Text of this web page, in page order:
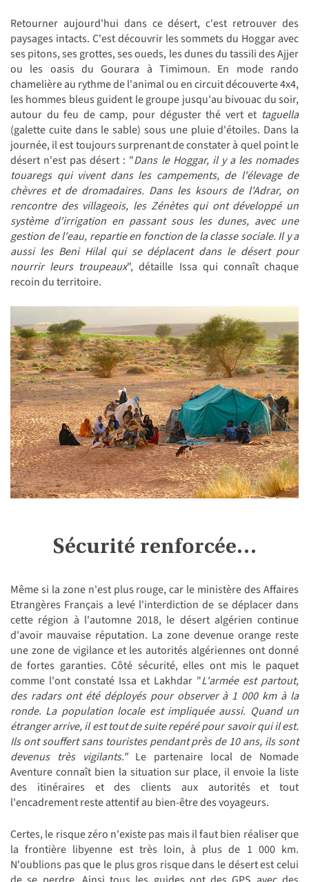
Retourner aujourd'hui dans ce désert, c'est retrouver des
paysages intacts. C'est découvrir les sommets du Hoggar avec
ses pitons, ses grottes, ses oueds, les dunes du tassili des Ajjer
ou les oasis du Gourara à Timimoun. En mode rando
chamelière au rythme de l'animal ou en circuit découverte 4x4,
les hommes bleus guident le groupe jusqu'au bivouac du soir,
autour du feu de camp, pour déguster thé vert et taguella
(galette cuite dans le sable) sous une pluie d'étoiles. Dans la
journée, il est toujours surprenant de constater à quel point le
désert n'est pas désert : "Dans le Hoggar, il y a les nomades
touaregs qui vivent dans les campements, de l'élevage de
chèvres et de dromadaires. Dans les ksours de l'Adrar, on
rencontre des villageois, les Zénètes qui ont développé un
système d'irrigation en passant sous les dunes, avec une
gestion de l'eau, repartie en fonction de la classe sociale. Il y a
aussi les Beni Hilal qui se déplacent dans le désert pour
nourrir leurs troupeaux", détaille Issa qui connaît chaque
recoin du territoire.
Sécurité renforcée…
Même si la zone n'est plus rouge, car le ministère des Affaires
Etrangères Français a levé l'interdiction de se déplacer dans
cette région à l'automne 2018, le désert algérien continue
d'avoir mauvaise réputation. La zone devenue orange reste
une zone de vigilance et les autorités algériennes ont donné
de fortes garanties. Côté sécurité, elles ont mis le paquet
comme l'ont constaté Issa et Lakhdar "L'armée est partout,
des radars ont été déployés pour observer à 1 000 km à la
ronde. La population locale est impliquée aussi. Quand un
étranger arrive, il est tout de suite repéré pour savoir qui il est.
Ils ont souffert sans touristes pendant près de 10 ans, ils sont
devenus très vigilants." Le partenaire local de Nomade
Aventure connaît bien la situation sur place, il envoie la liste
des itinéraires et des clients aux autorités et tout
l'encadrement reste attentif au bien-être des voyageurs.
Certes, le risque zéro n'existe pas mais il faut bien réaliser que
la frontière libyenne est très loin, à plus de 1 000 km.
N'oublions pas que le plus gros risque dans le désert est celui